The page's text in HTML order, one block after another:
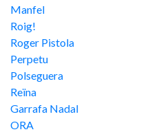
Manfel
Roig!
Roger Pistola
Perpetu
Polseguera
Reïna
Garrafa Nadal
ORA